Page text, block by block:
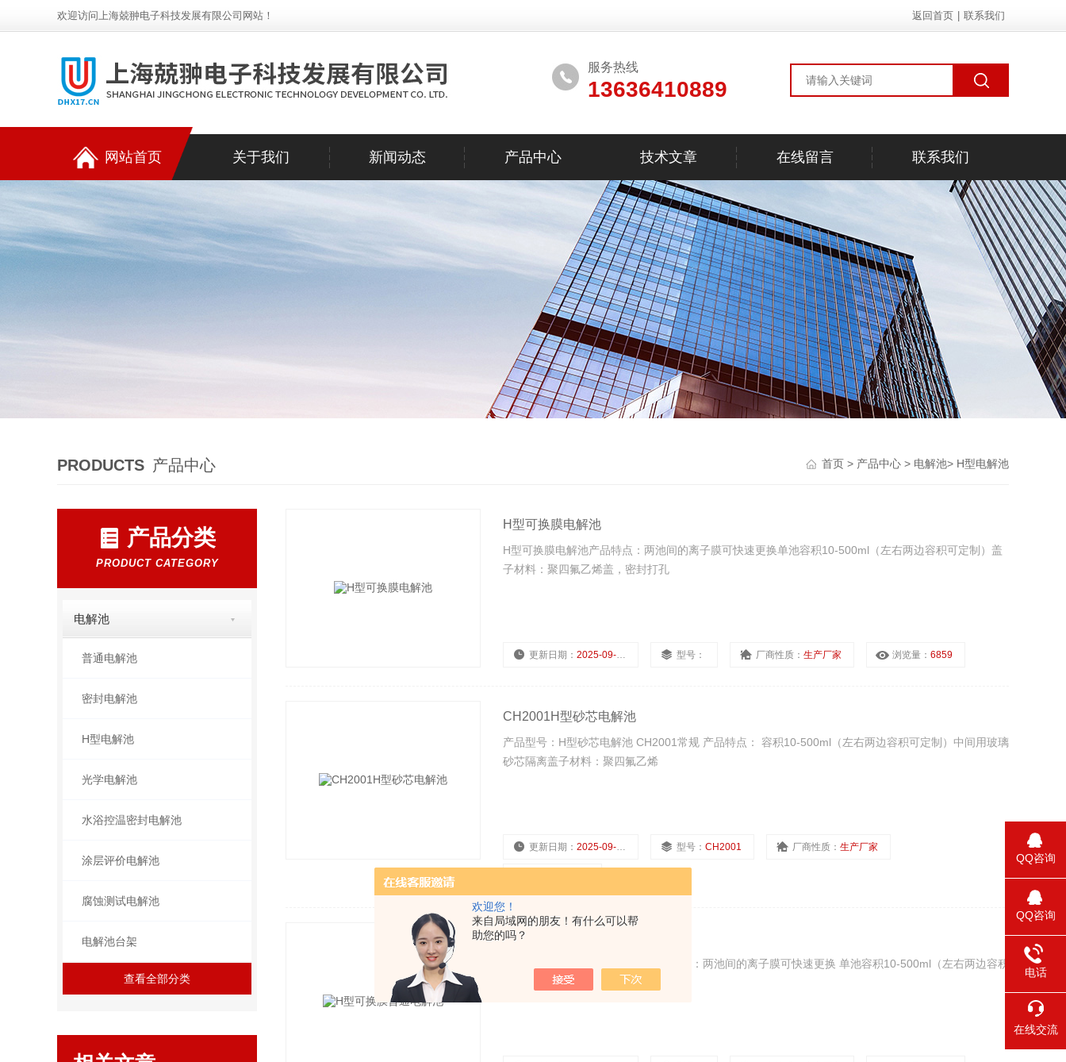
欢迎您！
来自局域网的朋友！有什么可以帮
助您的吗？
欢迎访问上海兢翀电子科技发展有限公司网站！ 返回首页 联系我们
服务热线
13636410889
网站首页 关于我们 新闻动态 产品中心 技术文章 在线留言 联系我们
PRODUCTS 产品中心 首页 > 产品中心 > 电解池> H型电解池
产品分类
PRODUCT CATEGORY
电解池
普通电解池
密封电解池
H型电解池
光学电解池
水浴控温密封电解池
涂层评价电解池
腐蚀测试电解池
电解池台架
查看全部分类
H型可换膜电解池
H型可换膜电解池产品特点：两池间的离子膜可快速更换单池容积10-500ml（左右两边容积可定制）盖
子材料：聚四氟乙烯盖，密封打孔
更新日期： 2025-09-15 型号： 厂商性质： 生产厂家 浏览量： 6859
CH2001H型砂芯电解池
产品型号：H型砂芯电解池 CH2001常规 产品特点： 容积10-500ml（左右两边容积可定制）中间用玻璃
砂芯隔离盖子材料：聚四氟乙烯
更新日期： 2025-09-15 型号： CH2001 厂商性质： 生产厂家
H型可换膜普通电解池
型号：H型可换膜普通电解池 产品特点：两池间的离子膜可快速更换 单池容积10-500ml（左右两边容积
可定制） 盖子材料：聚四氟乙烯盖
QQ咨询
QQ咨询
电话
在线交流